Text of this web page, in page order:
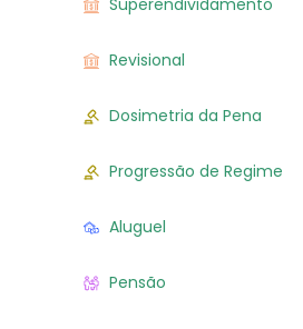
Superendividamento
Revisional
Dosimetria da Pena
Progressão de Regime
Aluguel
Pensão